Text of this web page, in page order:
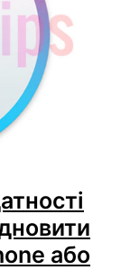
або